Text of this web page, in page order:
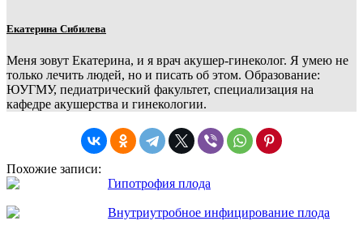
Екатерина Сибилева
Меня зовут Екатерина, и я врач акушер-гинеколог. Я умею не
только лечить людей, но и писать об этом. Образование:
ЮУГМУ, педиатрический факультет, специализация на
кафедре акушерства и гинекологии.
Похожие записи:
Гипотрофия плода
Внутриутробное инфицирование плода